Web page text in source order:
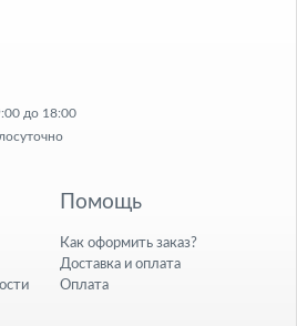
до 18:00
Помощь
Как оформить заказ?
Доставка и оплата
Оплата